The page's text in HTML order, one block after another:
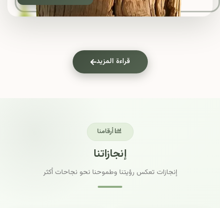
قراءة المزيد
أرقامنا
إنجازاتنا
إنجازات تعكس رؤيتنا وطموحنا نحو نجاحات أكثر